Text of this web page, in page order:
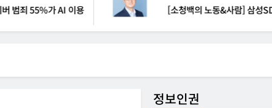
AI 이용 [소청백의 노동&사람] 삼성SDS 노동조합
정보인권